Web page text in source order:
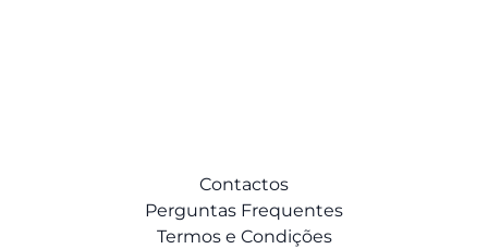
Contactos
Perguntas Frequentes
Termos e Condições